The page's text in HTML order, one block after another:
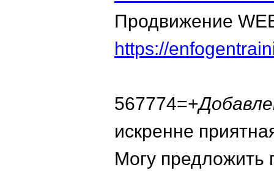
Продвижение
https://
567774=+
искренне
Могу предложить